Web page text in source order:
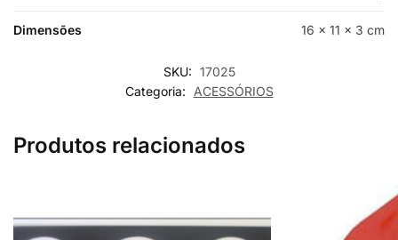
Dimensões 16 × 11 × 3 cm
SKU: 17025
Categoria:
ACESSÓRIOS
Produtos relacionados